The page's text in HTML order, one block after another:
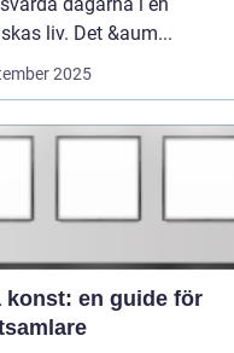
liv. Det &aum...
2025
konst: en guide för